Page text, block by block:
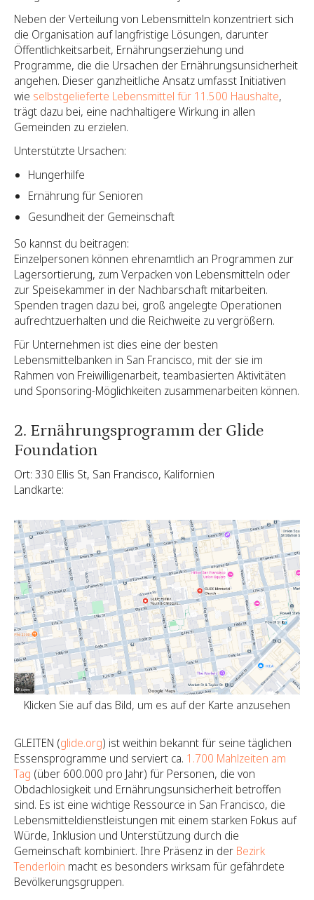
Neben der Verteilung von Lebensmitteln konzentriert sich
die Organisation auf langfristige Lösungen, darunter
Öffentlichkeitsarbeit, Ernährungserziehung und
Programme, die die Ursachen der Ernährungsunsicherheit
angehen. Dieser ganzheitliche Ansatz umfasst Initiativen
wie selbstgelieferte Lebensmittel für 11.500 Haushalte,
trägt dazu bei, eine nachhaltigere Wirkung in allen
Gemeinden zu erzielen.
Unterstützte Ursachen:
Hungerhilfe
Ernährung für Senioren
Gesundheit der Gemeinschaft
So kannst du beitragen:
Einzelpersonen können ehrenamtlich an Programmen zur
Lagersortierung, zum Verpacken von Lebensmitteln oder
zur Speisekammer in der Nachbarschaft mitarbeiten.
Spenden tragen dazu bei, groß angelegte Operationen
aufrechtzuerhalten und die Reichweite zu vergrößern.
Für Unternehmen ist dies eine der besten
Lebensmittelbanken in San Francisco, mit der sie im
Rahmen von Freiwilligenarbeit, teambasierten Aktivitäten
und Sponsoring-Möglichkeiten zusammenarbeiten können.
2. Ernährungsprogramm der Glide
Foundation
Ort: 330 Ellis St, San Francisco, Kalifornien
Landkarte:
Klicken Sie auf das Bild, um es auf der Karte anzusehen
GLEITEN (glide.org) ist weithin bekannt für seine täglichen
Essensprogramme und serviert ca. 1.700 Mahlzeiten am
Tag (über 600.000 pro Jahr) für Personen, die von
Obdachlosigkeit und Ernährungsunsicherheit betroffen
sind. Es ist eine wichtige Ressource in San Francisco, die
Lebensmitteldienstleistungen mit einem starken Fokus auf
Würde, Inklusion und Unterstützung durch die
Gemeinschaft kombiniert. Ihre Präsenz in der Bezirk
Tenderloin macht es besonders wirksam für gefährdete
Bevölkerungsgruppen.